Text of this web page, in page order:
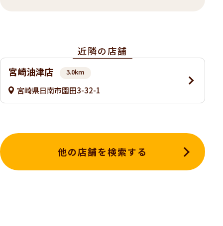
近隣の店舗
宮崎油津店
3.0km
宮崎県日南市園田3-32-1
他の店舗を検索する